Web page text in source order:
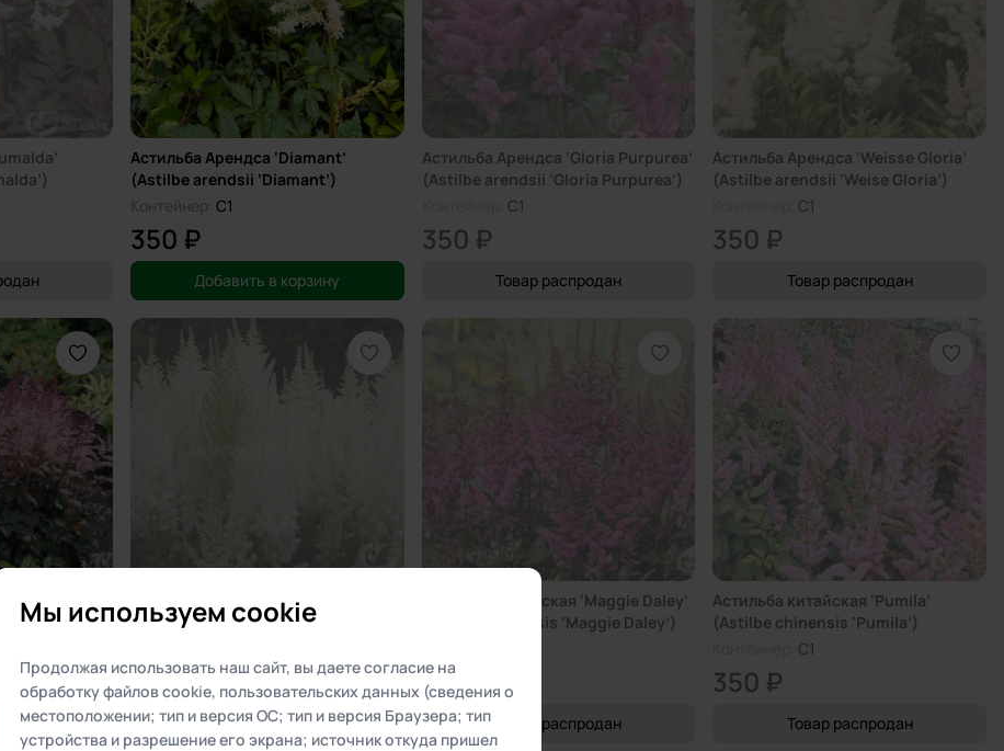
Астильба Арендса ‘Diamant’
(Astilbe arendsii ‘Diamant’)
Контейнер:C1
350 ₽
Добавить в корзину
Астильба Арендса ‘Gloria Purpurea’
(Astilbe arendsii ‘Gloria Purpurea’)
C1
350 ₽
Товар распродан
Астильба Арендса ‘Weisse Gloria’
(Astilbe arendsii ‘Weise Gloria’)
C1
350 ₽
Товар распродан
Lace’
Астильба китайская ‘Diamonds and
Pearls’ (Astilbe chinensis
500 ₽
Товар распродан
Астильба китайская ‘Maggie Daley’
(Astilbe chinensis ‘Maggie Daley’)
350 ₽
Товар распродан
Астильба китайская ‘Pumila’
(Astilbe chinensis ‘Pumila’)
C1
350 ₽
Товар распродан
Мы используем cookie
Продолжая использовать наш сайт, вы даете согласие на
обработку файлов cookie, пользовательских данных (сведения о
местоположении; тип и версия ОС; тип и версия Браузера; тип
устройства и разрешение его экрана; источник откуда пришел
Выберите адрес доставки
Выберите адрес, чтобы видеть актуальные цены и
наличие товаров в интернет-магазине